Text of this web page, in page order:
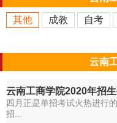
其他 成教 自考
云南
云南工商学院2020年招
四月正是单招考试火热进行
招...